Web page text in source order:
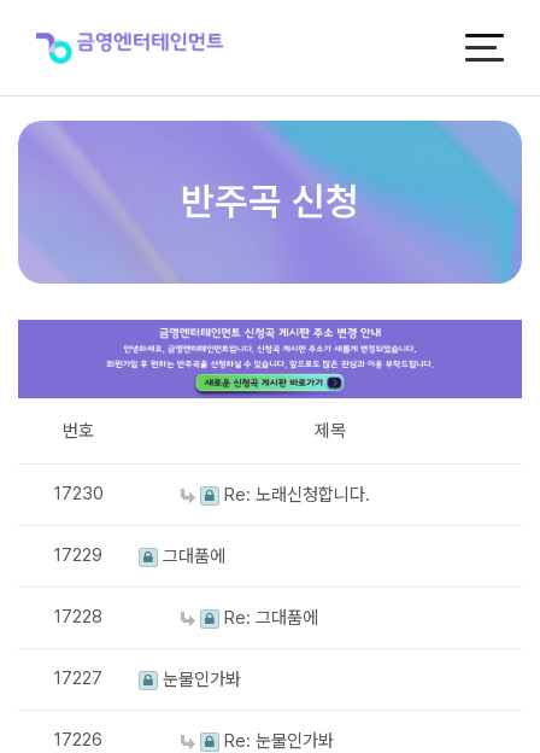
반주곡 신청
번호 제목
17230 Re: 노래신청합니다.
17229 그대품에
17228 Re: 그대품에
17227 눈물인가봐
17226 Re: 눈물인가봐